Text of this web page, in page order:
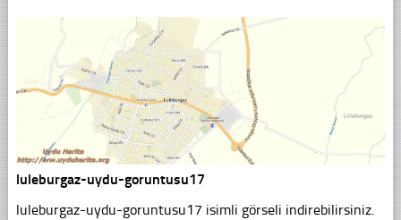
luleburgaz-uydu-goruntusu17
luleburgaz-uydu-goruntusu17 isimli görseli indirebilirsiniz.